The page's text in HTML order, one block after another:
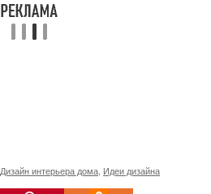
Дизайн интерьера дома Идеи дизайна